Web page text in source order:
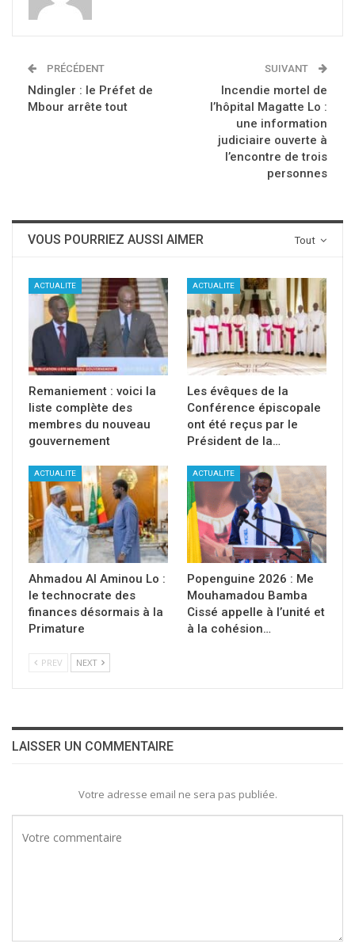
PRÉCÉDENT
Ndingler : le Préfet de
Mbour arrête tout
SUIVANT
Incendie mortel de
l’hôpital Magatte Lo :
une information
judiciaire ouverte à
l’encontre de trois
personnes
Tout
VOUS POURRIEZ AUSSI AIMER
ACTUALITE
Remaniement : voici la
liste complète des
membres du nouveau
gouvernement
ACTUALITE
Les évêques de la
Conférence épiscopale
ont été reçus par le
Président de la…
ACTUALITE
Ahmadou Al Aminou Lo :
le technocrate des
finances désormais à la
Primature
ACTUALITE
Popenguine 2026 : Me
Mouhamadou Bamba
Cissé appelle à l’unité et
à la cohésion…
PREV NEXT
LAISSER UN COMMENTAIRE
Votre adresse email ne sera pas publiée.